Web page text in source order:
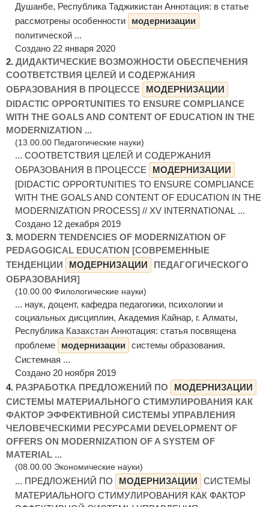
Душанбе, Республика Таджикистан Аннотация: в статье
рассмотрены особенности
модернизации
политической ...
Создано 22 января 2020
2. ДИДАКТИЧЕСКИЕ ВОЗМОЖНОСТИ ОБЕСПЕЧЕНИЯ
СООТВЕТСТВИЯ ЦЕЛЕЙ И СОДЕРЖАНИЯ
ОБРАЗОВАНИЯ В ПРОЦЕССЕ
МОДЕРНИЗАЦИИ
DIDACTIC OPPORTUNITIES TO ENSURE COMPLIANCE
WITH THE GOALS AND CONTENT OF EDUCATION IN THE
MODERNIZATION ...
(13.00.00 Педагогические науки)
... СООТВЕТСТВИЯ ЦЕЛЕЙ И СОДЕРЖАНИЯ
ОБРАЗОВАНИЯ В ПРОЦЕССЕ
МОДЕРНИЗАЦИИ
[DIDACTIC OPPORTUNITIES TO ENSURE COMPLIANCE
WITH THE GOALS AND CONTENT OF EDUCATION IN THE
MODERNIZATION PROCESS] // XV INTERNATIONAL ...
Создано 12 декабря 2019
3. MODERN TENDENCIES OF MODERNIZATION OF
PEDAGOGICAL EDUCATION [СОВРЕМЕННЫЕ
ТЕНДЕНЦИИ
МОДЕРНИЗАЦИИ
ПЕДАГОГИЧЕСКОГО
ОБРАЗОВАНИЯ]
(10.00.00 Филологические науки)
... наук, доцент, кафедра педагогики, психологии и
социальных дисциплин, Академия Кайнар, г. Алматы,
Республика Казахстан Аннотация: статья посвящена
проблеме
модернизации системы образования.
Системная ...
Создано 20 ноября 2019
4. РАЗРАБОТКА ПРЕДЛОЖЕНИЙ ПО
МОДЕРНИЗАЦИИ
СИСТЕМЫ МАТЕРИАЛЬНОГО СТИМУЛИРОВАНИЯ КАК
ФАКТОР ЭФФЕКТИВНОЙ СИСТЕМЫ УПРАВЛЕНИЯ
ЧЕЛОВЕЧЕСКИМИ РЕСУРСАМИ DEVELOPMENT OF
OFFERS ON MODERNIZATION OF A SYSTEM OF
MATERIAL ...
(08.00.00 Экономические науки)
... ПРЕДЛОЖЕНИЙ ПО МОДЕРНИЗАЦИИ
СИСТЕМЫ
МАТЕРИАЛЬНОГО СТИМУЛИРОВАНИЯ КАК ФАКТОР